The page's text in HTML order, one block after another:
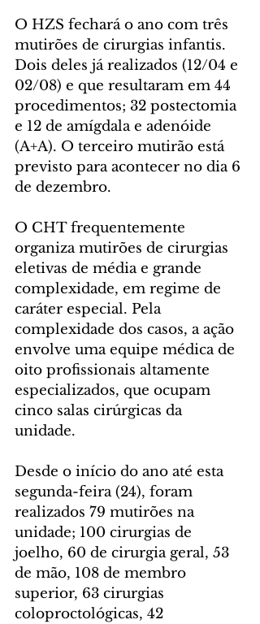
O HZS fechará o ano com três
mutirões de cirurgias infantis.
Dois deles já realizados (12/04 e
02/08) e que resultaram em 44
procedimentos; 32 postectomia
e 12 de amígdala e adenóide
(A+A). O terceiro mutirão está
previsto para acontecer no dia 6
de dezembro.
O CHT frequentemente
organiza mutirões de cirurgias
eletivas de média e grande
complexidade, em regime de
caráter especial. Pela
complexidade dos casos, a ação
envolve uma equipe médica de
oito profissionais altamente
especializados, que ocupam
cinco salas cirúrgicas da
unidade.
Desde o início do ano até esta
segunda-feira (24), foram
realizados 79 mutirões na
unidade; 100 cirurgias de
joelho, 60 de cirurgia geral, 53
de mão, 108 de membro
superior, 63 cirurgias
coloproctológicas, 42